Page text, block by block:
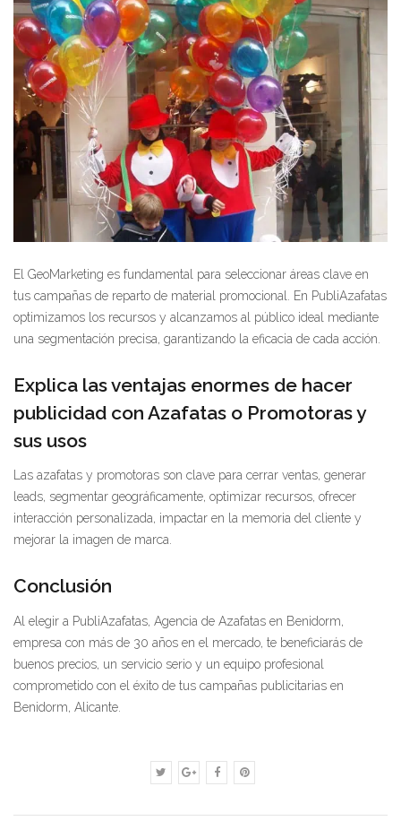
El GeoMarketing es fundamental para seleccionar áreas clave en
tus campañas de reparto de material promocional. En PubliAzafatas
optimizamos los recursos y alcanzamos al público ideal mediante
una segmentación precisa, garantizando la eficacia de cada acción.
Explica las ventajas enormes de hacer
publicidad con Azafatas o Promotoras y
sus usos
Las azafatas y promotoras son clave para cerrar ventas, generar
leads, segmentar geográficamente, optimizar recursos, ofrecer
interacción personalizada, impactar en la memoria del cliente y
mejorar la imagen de marca.
Conclusión
Al elegir a PubliAzafatas, Agencia de Azafatas en Benidorm,
empresa con más de 30 años en el mercado, te beneficiarás de
buenos precios, un servicio serio y un equipo profesional
comprometido con el éxito de tus campañas publicitarias en
Benidorm, Alicante.